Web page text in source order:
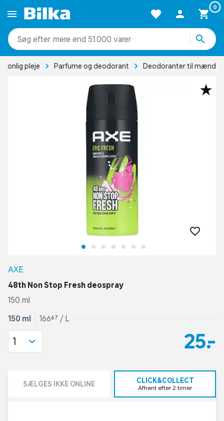
0
mere end 51.000 varer
pleje Parfume og deodorant Deodoranter til mænd
AXE
48th Non Stop Fresh deospray
150 ml
150 ml 166,67 / L
25,-
1
SÆLGES IKKE ONLINE CLICK&COLLECT
Afhent efter 2 timer